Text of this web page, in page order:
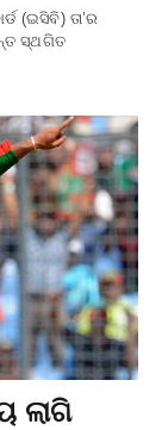
(ଇସିବି) ତା’ର
ସ୍ଥଗିତ
ଲାଗି